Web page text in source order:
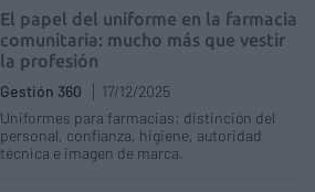
El papel del uniforme en la farmacia
comunitaria: mucho más que vestir
la profesión
Gestión 360
17/12/2025
Uniformes para farmacias: distinción del
personal, confianza, higiene, autoridad
técnica e imagen de marca.